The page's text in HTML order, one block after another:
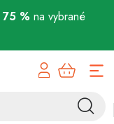
75 % na vybrané